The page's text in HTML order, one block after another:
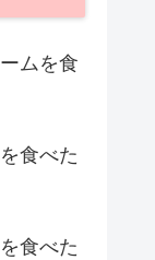
ムを食
食べた
食べた